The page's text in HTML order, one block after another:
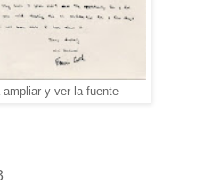
ampliar y ver la fuente